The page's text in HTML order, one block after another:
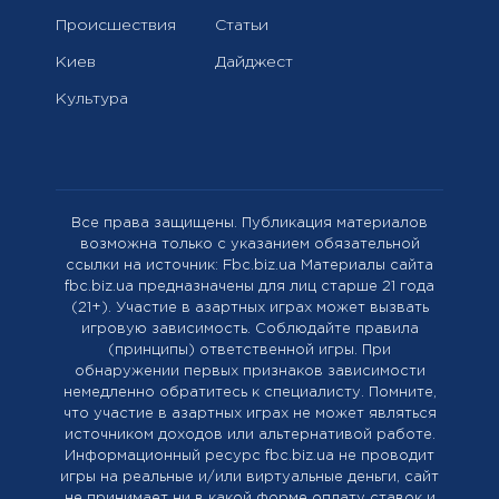
Происшествия
Киев
Культура
Статьи
Дайджест
Все права защищены. Публикация материалов
возможна только с указанием обязательной
ссылки на источник: Fbc.biz.ua Материалы сайта
fbc.biz.ua предназначены для лиц старше 21 года
(21+). Участие в азартных играх может вызвать
игровую зависимость. Соблюдайте правила
(принципы) ответственной игры. При
обнаружении первых признаков зависимости
немедленно обратитесь к специалисту. Помните,
что участие в азартных играх не может являться
источником доходов или альтернативой работе.
Информационный ресурс fbc.biz.ua не проводит
игры на реальные и/или виртуальные деньги, сайт